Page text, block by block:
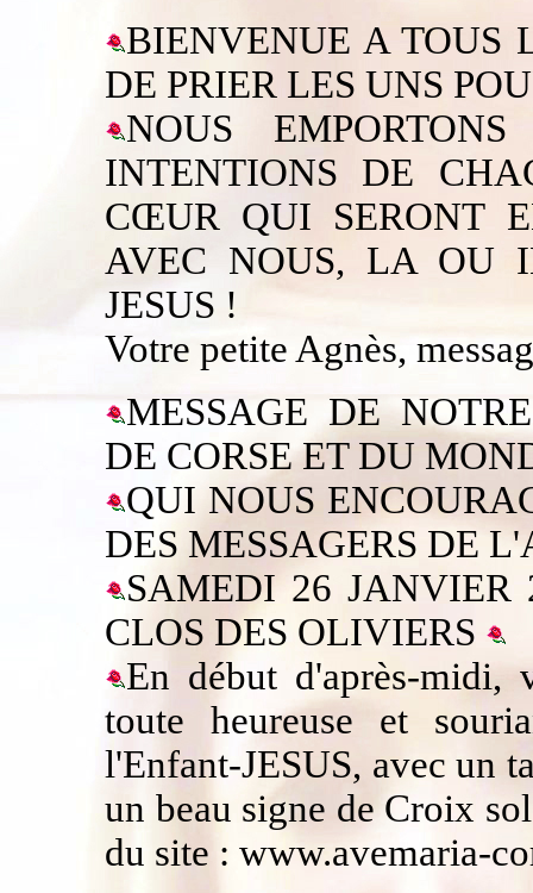
BIENVENUE A TOUS
DE PRIER LES UNS
NOUS
INTENTIONS DE
CŒUR QUI SERONT
AVEC NOUS, LA OU
JESUS !
Votre petite Agnès,
MESSAGE DE
DE CORSE ET DU
QUI NOUS
DES MESSAGERS DE
SAMEDI 26 JANVIER
CLOS DES OLIVIERS
En début d'après-
toute heureuse et
l'Enfant-JESUS, avec un
un beau signe de Croix
du site : www.avemaria-